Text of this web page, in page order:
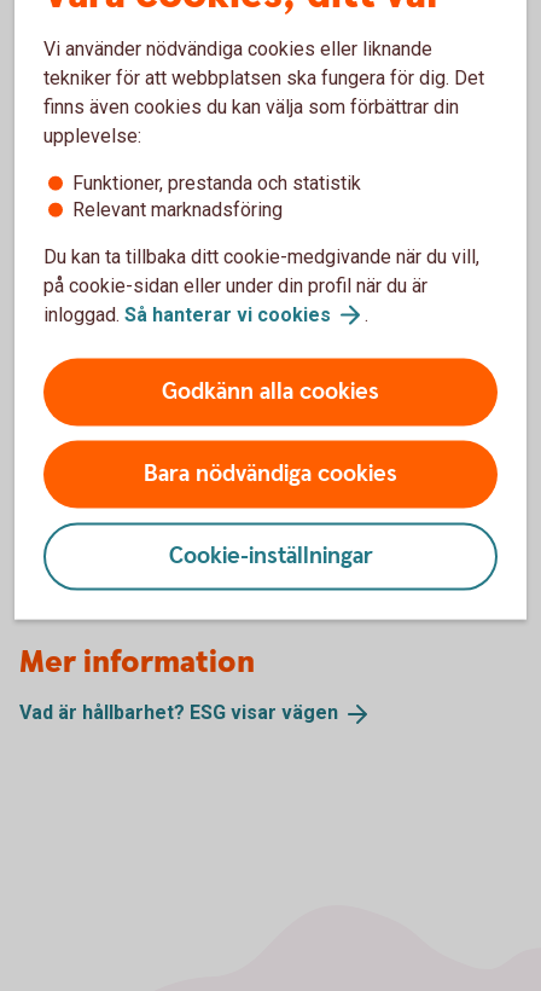
Miljödata
Klimat
Samarbeten
Samarbeten
Mer information
Vad är hållbarhet? ESG visar vägen
Vi använder nödvändiga cookies eller liknande
tekniker för att webbplatsen ska fungera för dig. Det
finns även cookies du kan välja som förbättrar din
upplevelse:
Funktioner, prestanda och statistik
Relevant marknadsföring
Du kan ta tillbaka ditt cookie-medgivande när du vill,
på cookie-sidan eller under din profil när du är
inloggad. Så hanterar vi cookies .
Godkänn alla cookies
Bara nödvändiga cookies
Cookie-inställningar